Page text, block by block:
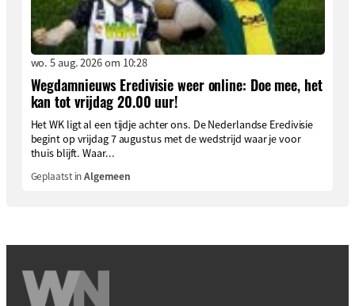
wo. 5 aug. 2026 om 10:28
Wegdamnieuws Eredivisie weer online: Doe mee, het
kan tot vrijdag 20.00 uur!
Het WK ligt al een tijdje achter ons. De Nederlandse Eredivisie
begint op vrijdag 7 augustus met de wedstrijd waar je voor
thuis blijft. Waar...
Geplaatst inAlgemeen